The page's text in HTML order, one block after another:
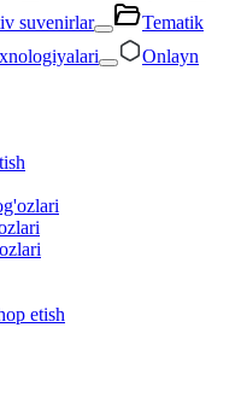
suvenirlar
Tematik
Onlayn
etish